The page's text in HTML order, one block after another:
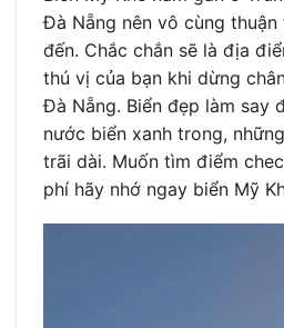
Đà Nẵng nên vô cùng
đến. Chắc chắn sẽ là địa
thú vị của bạn khi dừng
Đà Nẵng. Biển đẹp làm say
nước biển xanh trong,
trãi dài. Muốn tìm điểm
phí hãy nhớ ngay biển Mỹ